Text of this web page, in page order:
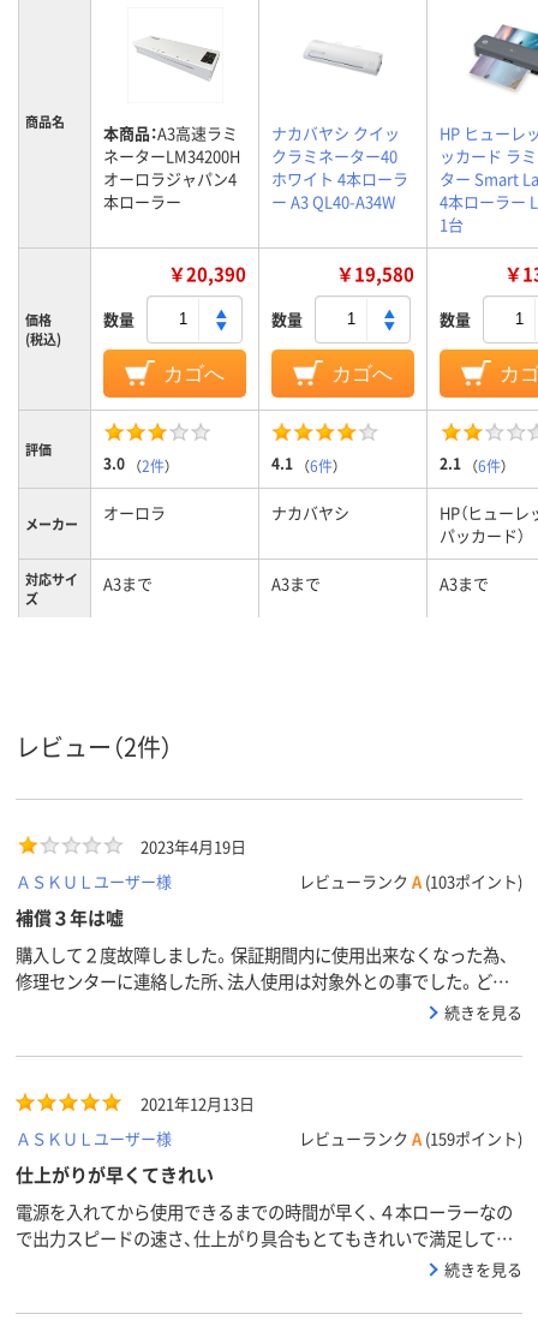
商品名 本商品：A3高速ラミ
ネーターLM34200H
オーロラジャパン4
本ローラー
ナカバヤシ クイッ
クラミネーター40
ホワイト 4本ローラ
ー A3 QL40-A34W
HP ヒューレ
ッカード ラ
ター Smart
4本ローラー
1台
価格
(税込)
￥20,390
数量
カゴへ
￥19,580
数量
カゴへ
￥
数量
カ
評価
3.0 （2件） 4.1 （6件） 2.1 （6件）
メーカー オーロラ ナカバヤシ
HP（ヒューレ
パッカード）
対応サイ
ズ
A3まで A3まで A3まで
レビュー（2件）
2023年4月19日
ＡＳＫＵＬユーザー様
レビューランク A (103ポイント)
補償３年は嘘
購入して２度故障しました。保証期間内に使用出来なくなった為、
修理センターに連絡した所、法人使用は対象外との事でした。どこ
続きを見る
2021年12月13日
ＡＳＫＵＬユーザー様
レビューランク A (159ポイント)
仕上がりが早くてきれい
電源を入れてから使用できるまでの時間が早く、４本ローラーなの
で出力スピードの速さ、仕上がり具合もとてもきれいで満足してい
続きを見る